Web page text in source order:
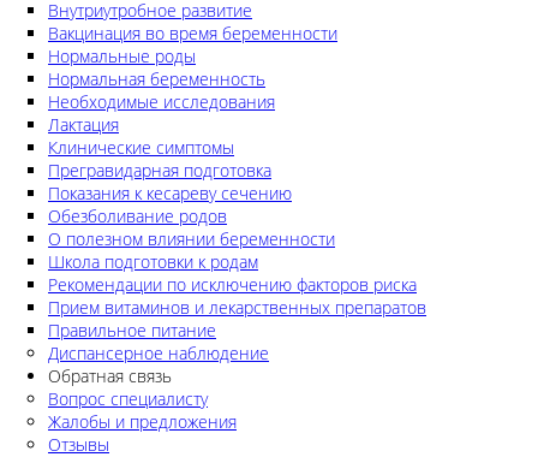
Внутриутробное развитие
Вакцинация во время беременности
Нормальные роды
Нормальная беременность
Необходимые исследования
Лактация
Клинические симптомы
Прегравидарная подготовка
Показания к кесареву сечению
Обезболивание родов
О полезном влиянии беременности
Школа подготовки к родам
Рекомендации по исключению факторов риска
Прием витаминов и лекарственных препаратов
Правильное питание
Диспансерное наблюдение
Обратная связь
Вопрос специалисту
Жалобы и предложения
Отзывы